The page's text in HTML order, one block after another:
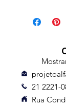
21 2221-
Rua